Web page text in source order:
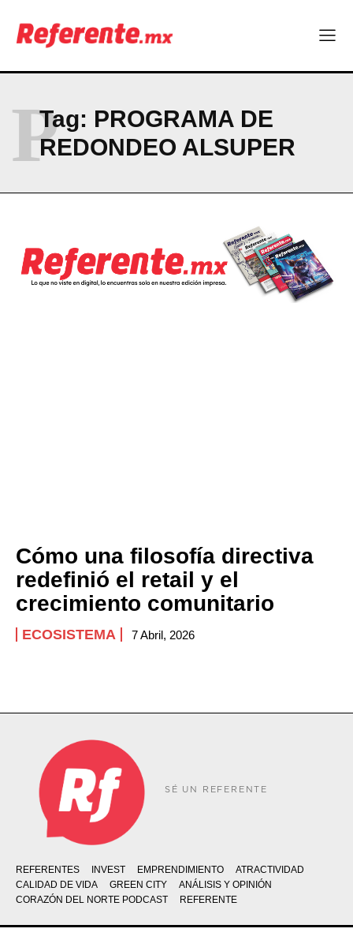
Más escuelas renovadas: fortalecen espacios para el regreso
a clases
Company
ABOUT
PRIVACY POLICY
NEWSLETTER
Tag: PROGRAMA DE
REDONDEO ALSUPER
P
Cómo una filosofía directiva
redefinió el retail y el
crecimiento comunitario
ECOSISTEMA 7 Abril, 2026
SÉ UN REFERENTE
REFERENTES INVEST EMPRENDIMIENTO
ATRACTIVIDAD
CALIDAD DE VIDA
GREEN CITY
ANÁLISIS Y OPINIÓN
CORAZÓN DEL NORTE PODCAST
REFERENTE